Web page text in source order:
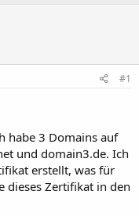
#1
habe 3 Domains auf
und domain3.de. Ich
erstellt, was für
dieses Zertifikat in den